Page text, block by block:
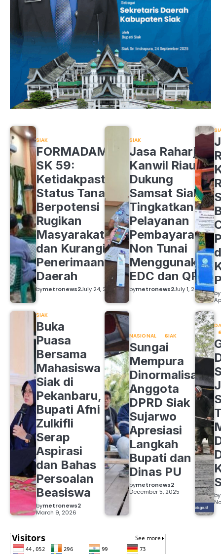
SIAK
FORMADAM
SK 59:
Ketidakpastian
Status Tanah
Berpotensi
Rugikan
Masyarakat
dan Kurangi
Penerimaan
Daerah
bymetronews2July 24, 2026
SIAK
Jasa Raharja
Kanwil Riau
Dukung
Samsat Siak
Tingkatkan
Pelayanan
Pembayaran
Non Tunai
Menggunakan
EDC dan QRIS
bymetronews2July 1, 2026 by
SIAK
Buka
Puasa
Bersama
Mahasiswa
Siak di
Pekanbaru,
Bupati Afni
Zulkifli
Serap
Aspirasi
dan Bahas
Persoalan
Beasiswa
bymetronews2
March 9, 2026
NASIONAL SIAK
Sungai
Mempura
Dinormalisasi,
Anggota
DPRD Siak
Sujarwo
Apresiasi
Langkah
Bupati dan
Dinas PU
bymetronews2
December 5, 2025
by